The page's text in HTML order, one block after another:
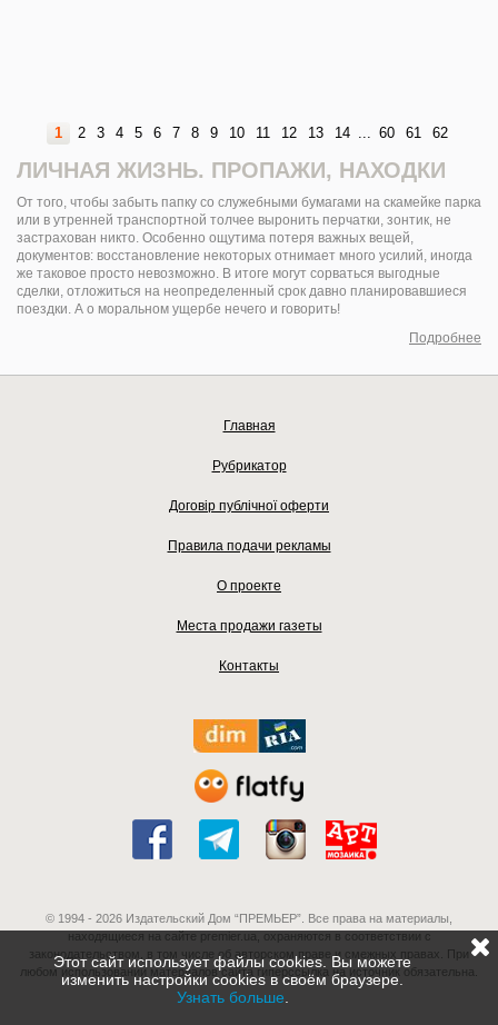
1 2 3 4 5 6 7 8 9 10 11 12 13 14 ... 60 61 62
ЛИЧНАЯ ЖИЗНЬ. ПРОПАЖИ, НАХОДКИ
От того, чтобы забыть папку со служебными бумагами на скамейке парка
или в утренней транспортной толчее выронить перчатки, зонтик, не
застрахован никто. Особенно ощутима потеря важных вещей,
документов: восстановление некоторых отнимает много усилий, иногда
же таковое просто невозможно. В итоге могут сорваться выгодные
сделки, отложиться на неопределенный срок давно планировавшиеся
поездки. А о моральном ущербе нечего и говорить!
Подробнее
Главная
Рубрикатор
Договір публічної оферти
Правила подачи рекламы
О проекте
Места продажи газеты
Контакты
© 1994 - 2026 Издательский Дом “ПРЕМЬЕР”. Все права на материалы,
находящиеся на сайте premier.ua, охраняются в соответствии с
законодательством, в том числе об авторском праве и смежных правах. При
любом использовании материалов сайта гиперссылка на источник обязательна.
Этот сайт использует файлы cookies. Вы можете
изменить настройки cookies в своём браузере.
Узнать больше